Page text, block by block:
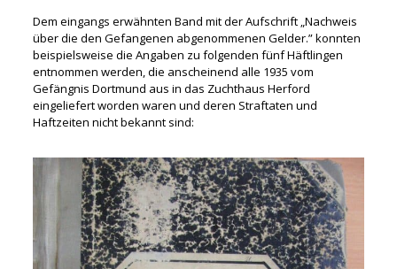
Dem eingangs erwähnten Band mit der Aufschrift „Nachweis
über die den Gefangenen abgenommenen Gelder.” konnten
beispielsweise die Angaben zu folgenden fünf Häftlingen
entnommen werden, die anscheinend alle 1935 vom
Gefängnis Dortmund aus in das Zuchthaus Herford
eingeliefert worden waren und deren Straftaten und
Haftzeiten nicht bekannt sind: